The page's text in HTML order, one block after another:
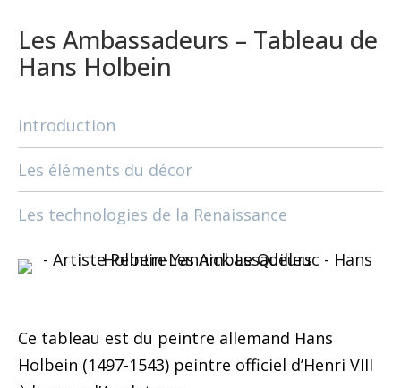
Les Ambassadeurs – Tableau de
Hans Holbein
introduction
Les éléments du décor
Les technologies de la Renaissance
Ce tableau est du peintre allemand Hans
Holbein (1497-1543) peintre officiel d’Henri VIII